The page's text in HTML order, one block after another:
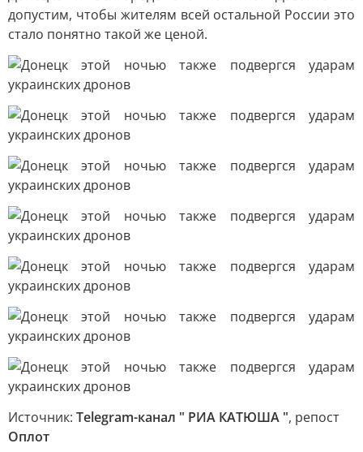
допустим, чтобы жителям всей остальной России это
стало понятно такой же ценой.
Источник: Telegram-канал " РИА КАТЮША ", репост
Оплот